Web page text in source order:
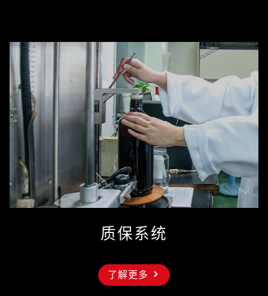
质保系统
了解更多